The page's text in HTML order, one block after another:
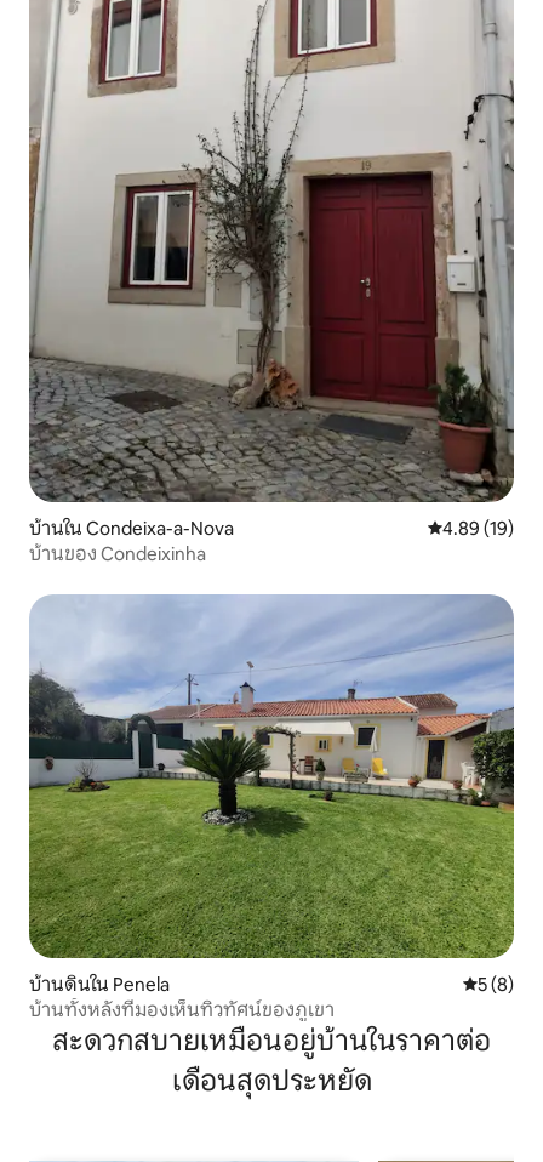
บ้านใน Condeixa-a-Nova คะแนนเฉลี่ย
4.89 (19)
บ้านของ Condeixinha
บ้านดินใน Penela คะแนนเฉ
5 (8)
บ้านทั้งหลังที่มองเห็นทิวทัศน์ของภูเขา
สะดวกสบายเหมือนอยู่บ้านในราคาต่อ
เดือนสุดประหยัด